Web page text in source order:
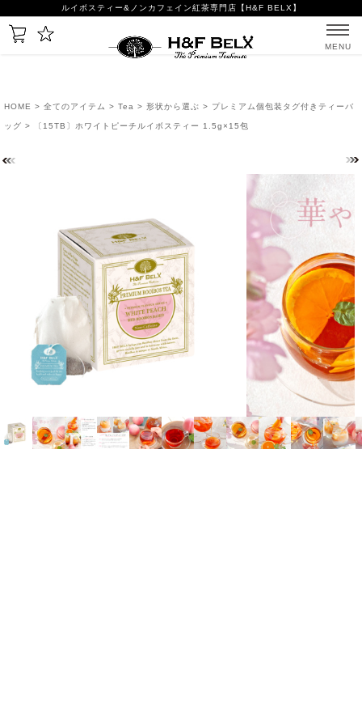
ルイボスティー&ノンカフェイン紅茶専門店【H&F BELX】
MENU
HOME > 全てのアイテム > Tea > 形状から選ぶ > プレミアム個包装タグ付きティーバ
ッグ > 〔15TB〕ホワイトピーチルイボスティー 1.5g×15包